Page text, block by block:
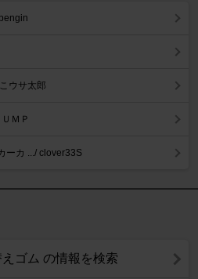
ウサ太郎
ＭＰ
ーカ .../ clover33S
ゴム の情報を検索